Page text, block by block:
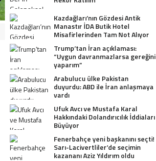
Kazdağları’nın Gözdesi Antik
Manastır İDA Butik Hotel
Misafirlerinden Tam Not Alıyor
Trump’tan İran açıklaması:
“Uygun davranmazlarsa gereğini
yaparım”
Arabulucu ülke Pakistan
duyurdu: ABD ile İran anlaşmaya
vardı
Ufuk Avcı ve Mustafa Karal
Hakkındaki Dolandırıcılık İddiaları
Büyüyor
Fenerbahçe yeni başkanını seçti!
Sarı-Lacivertliler’de seçimin
kazananı Aziz Yıldırım oldu